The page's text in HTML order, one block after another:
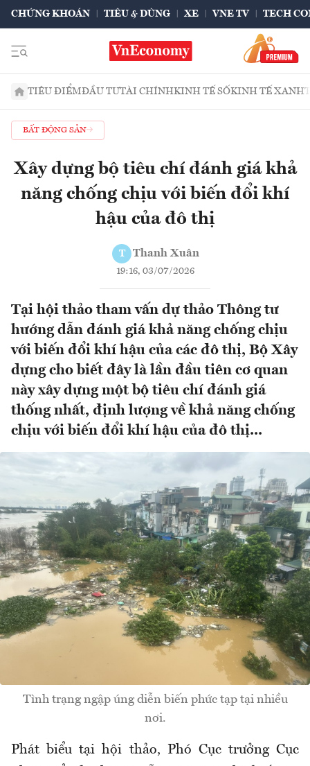
CHỨNG KHOÁN TIÊU & DÙNG XE VNE TV TECH
TIÊU ĐIỂMĐẦU TƯTÀI CHÍNHKINH TẾ SỐKINH TẾ XANH
BẤT ĐỘNG SẢN
Xây dựng bộ tiêu chí đánh giá khả
năng chống chịu với biến đổi khí
hậu của đô thị
T Thanh Xuân
19:16, 03/07/2026
Tại hội thảo tham vấn dự thảo Thông tư
hướng dẫn đánh giá khả năng chống chịu
với biến đổi khí hậu của các đô thị, Bộ Xây
dựng cho biết đây là lần đầu tiên cơ quan
này xây dựng một bộ tiêu chí đánh giá
thống nhất, định lượng về khả năng chống
chịu với biến đổi khí hậu của đô thị...
Tình trạng ngập úng diễn biến phức tạp tại nhiều
nơi.
Phát biểu tại hội thảo, Phó Cục trưởng Cục